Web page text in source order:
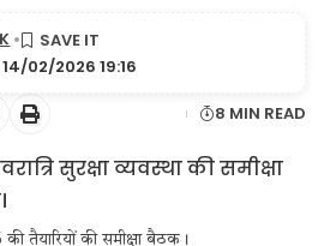
14/02/2026 19:16
8 MIN READ
की तैयारियों की समीक्षा बैठक।